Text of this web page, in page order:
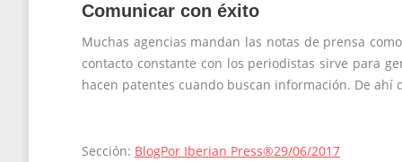
Comunicar con éxito
Muchas agencias mandan las notas de prensa
contacto constante con los periodistas sirve para
hacen patentes cuando buscan información. De
Sección: BlogPor Iberian Press®29/06/2017